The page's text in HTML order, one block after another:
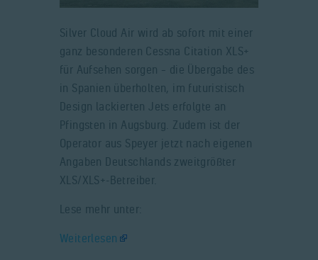
Silver Cloud Air wird ab sofort mit einer
ganz besonderen Cessna Citation XLS+
für Aufsehen sorgen – die Übergabe des
in Spanien überholten, im futuristisch
Design lackierten Jets erfolgte an
Pfingsten in Augsburg. Zudem ist der
Operator aus Speyer jetzt nach eigenen
Angaben Deutschlands zweitgrößter
XLS/XLS+-Betreiber.
Lese mehr unter:
Weiterlesen